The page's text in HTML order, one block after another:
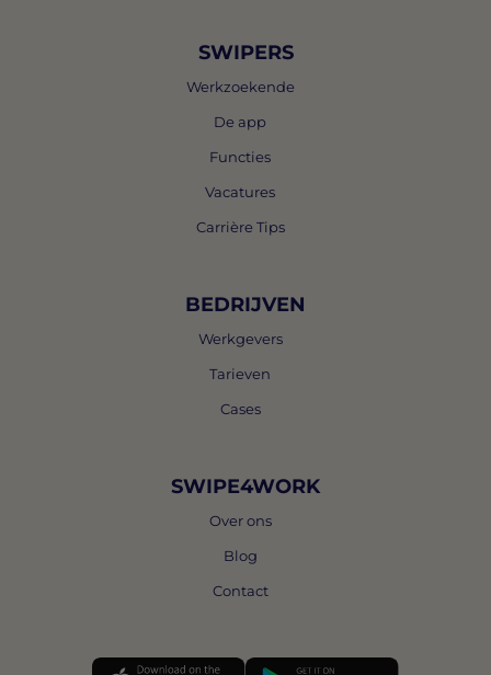
SWIPERS
Werkzoekende
De app
Functies
Vacatures
Carrière Tips
BEDRIJVEN
Werkgevers
Tarieven
Cases
SWIPE4WORK
Over ons
Blog
Contact